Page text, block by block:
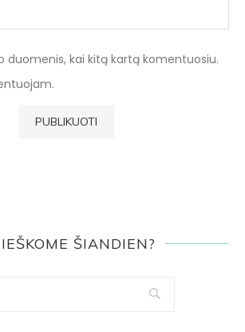
duomenis, kai kitą kartą komentuosiu.
ŠIANDIEN?